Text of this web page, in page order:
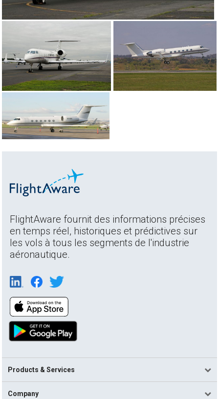
FlightAware fournit des informations précises
en temps réel, historiques et prédictives sur
les vols à tous les segments de l'industrie
aéronautique.
Products & Services
Company